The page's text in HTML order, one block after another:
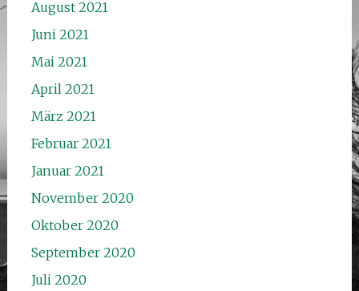
August 2021
Juni 2021
Mai 2021
April 2021
März 2021
Februar 2021
Januar 2021
November 2020
Oktober 2020
September 2020
Juli 2020